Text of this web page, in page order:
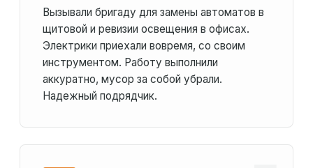
Вызывали бригаду для замены автоматов в
щитовой и ревизии освещения в офисах.
Электрики приехали вовремя, со своим
инструментом. Работу выполнили
аккуратно, мусор за собой убрали.
Надежный подрядчик.